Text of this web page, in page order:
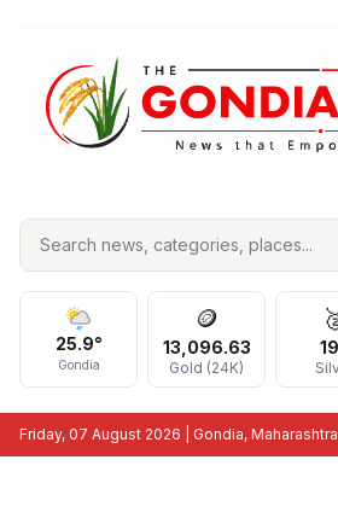
25.9°
Gondia
🪙
13,096.63
Gold (24K)
Friday, 07 August 2026 | Gondia,